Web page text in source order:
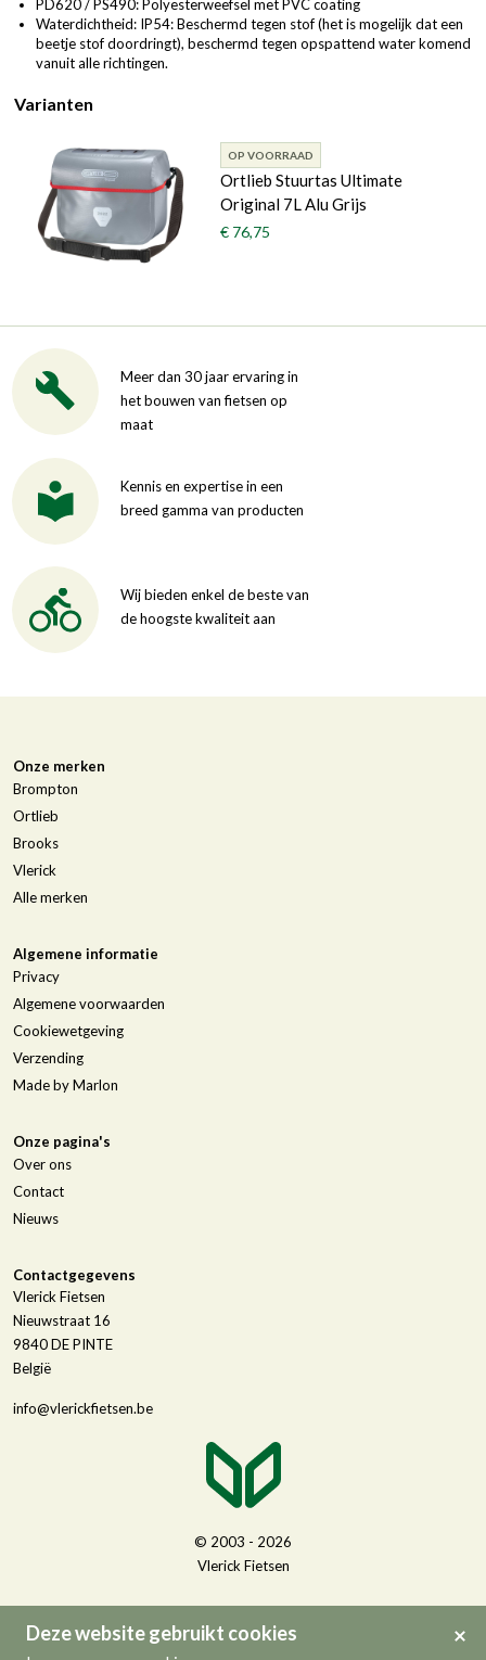
Deze website gebruikt cookies
PD620 / PS490: Polyesterweefsel met PVC coating
Waterdichtheid: IP54: Beschermd tegen stof (het is mogelijk dat een
beetje stof doordringt), beschermd tegen opspattend water komend
vanuit alle richtingen.
Varianten
OP VOORRAAD
Ortlieb Stuurtas Ultimate
Original 7L Alu Grijs
€ 76,75
Meer dan 30 jaar ervaring in
het bouwen van fietsen op
maat
Kennis en expertise in een
breed gamma van producten
Wij bieden enkel de beste van
de hoogste kwaliteit aan
Onze merken
Brompton
Ortlieb
Brooks
Vlerick
Alle merken
Algemene informatie
Privacy
Algemene voorwaarden
Cookiewetgeving
Verzending
Made by Marlon
Onze pagina's
Over ons
Contact
Nieuws
Contactgegevens
Vlerick Fietsen
Nieuwstraat 16
9840DE PINTE
België
info@vlerickfietsen.be
© 2003 - 2026
Vlerick Fietsen